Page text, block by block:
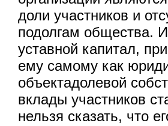
доли участников и
подолгам общества.
уставной капитал,
ему самому как
объектадолевой
вклады участников
нельзя сказать, что